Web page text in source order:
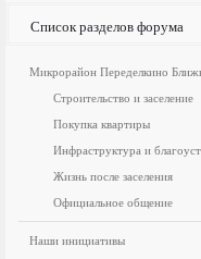
Список разделов форума
Микрорайон Переделкино
Строительство и заселение
Покупка квартиры
Инфраструктура и
Жизнь после заселения
Официальное общение
Наши инициативы